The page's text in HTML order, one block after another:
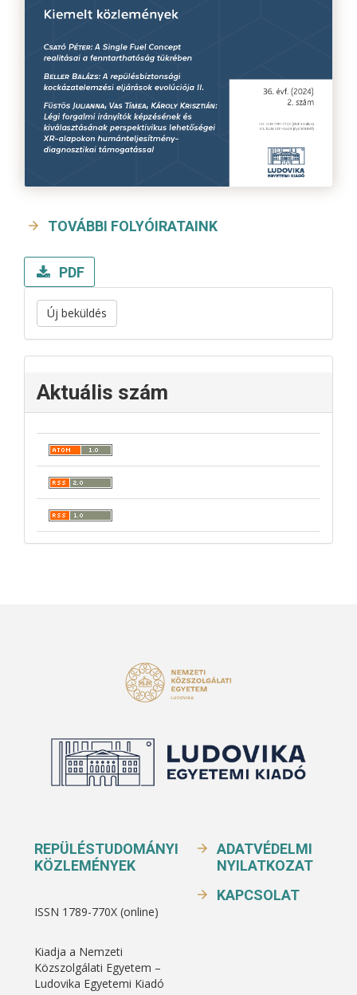
TOVÁBBI FOLYÓIRATAINK
PDF
Új beküldés
Aktuális szám
REPÜLÉSTUDOMÁNYI
KÖZLEMÉNYEK
ISSN 1789-770X (online)
Kiadja a Nemzeti
Közszolgálati Egyetem –
Ludovika Egyetemi Kiadó
ADATVÉDELMI
NYILATKOZAT
KAPCSOLAT